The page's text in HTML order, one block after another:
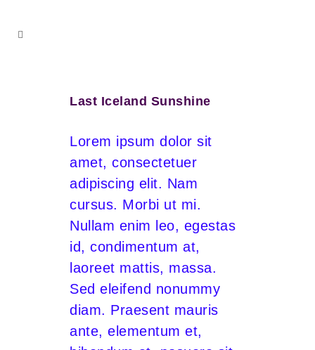
Last Iceland Sunshine
Lorem ipsum dolor sit
amet, consectetuer
adipiscing elit. Nam
cursus. Morbi ut mi.
Nullam enim leo, egestas
id, condimentum at,
laoreet mattis, massa.
Sed eleifend nonummy
diam. Praesent mauris
ante, elementum et,